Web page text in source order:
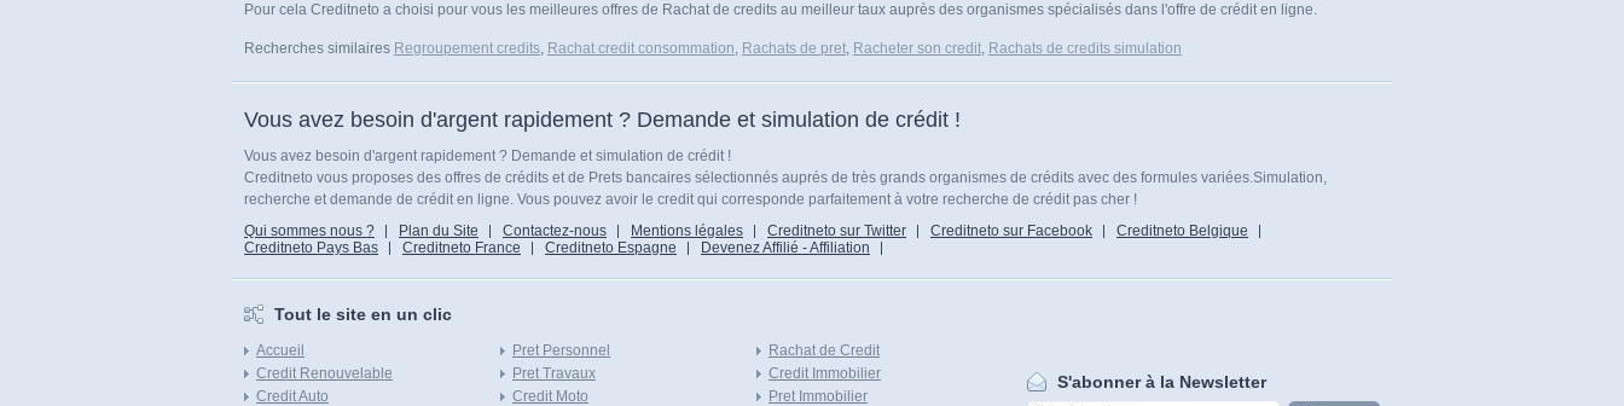
Pour cela Creditneto a choisi pour vous les meilleures offres de Rachat de credits au meilleur taux auprès des organismes spécialisés dans l'offre de crédit en ligne.
Recherches similaires Regroupement credits, Rachat credit consommation, Rachats de pret, Racheter son credit, Rachats de credits simulation
Vous avez besoin d'argent rapidement ? Demande et simulation de crédit !
Vous avez besoin d'argent rapidement ? Demande et simulation de crédit !
Creditneto vous proposes des offres de crédits et de Prets bancaires sélectionnés auprés de très grands organismes de crédits avec des formules variées.Simulation,
recherche et demande de crédit en ligne. Vous pouvez avoir le credit qui corresponde parfaitement à votre recherche de crédit pas cher !
Qui sommes nous ?
Plan du Site Contactez-nous Mentions légales Creditneto sur Twitter Creditneto sur Facebook
Creditneto Belgique
Creditneto Pays Bas
Creditneto France Creditneto Espagne Devenez Affilié - Affiliation
Tout le site en un clic
Accueil
Credit Renouvelable
Credit Auto
Pret Personnel
Pret Travaux
Credit Moto
Rachat de Credit
Credit Immobilier
Pret Immobilier
S'abonner à la Newsletter